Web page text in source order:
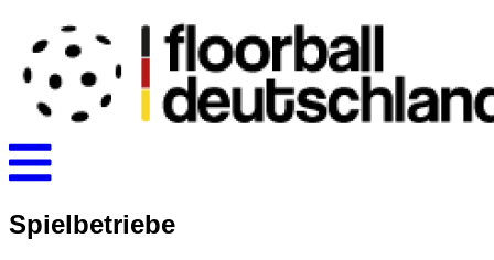
Spielbetriebe